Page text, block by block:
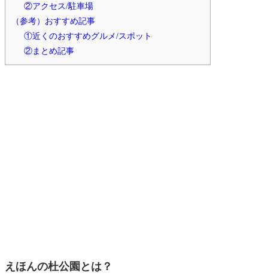
②アクセス/駐車場
（参考）おすすめ記事
①近くのおすすめグルメ/スポット
②まとめ記事
えほんの杜公園とは？